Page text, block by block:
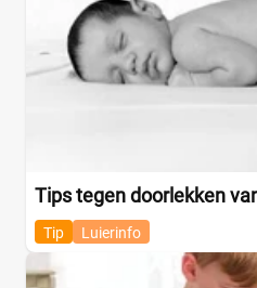
Tips tegen doorlekken
Tip Luierinfo